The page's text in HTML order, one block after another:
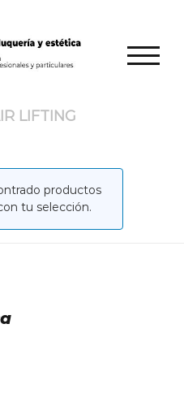
LIFTING
productos
tu selección.